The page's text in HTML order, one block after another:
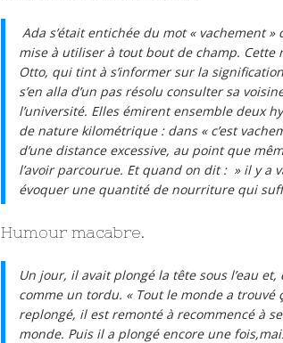
Ada s’était entichée du mot « vachement
mise à utiliser à tout bout de champ. Cette
Otto, qui tint à s’informer sur la
s’en alla d’un pas résolu consulter sa
l’université. Elles émirent ensemble deux
de nature kilométrique : dans « c’est
d’une distance excessive, au point que
l’avoir parcourue. Et quand on dit : » il y a
évoquer une quantité de nourriture qui
Humour macabre.
Un jour, il avait plongé la tête sous l’eau
comme un tordu. « Tout le monde a trouvé
replongé, il est remonté à recommencé à
monde. Puis il a plongé encore une